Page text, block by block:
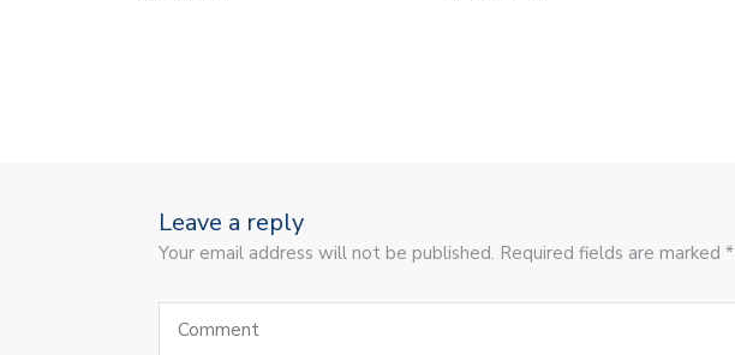
Leave a reply
Your email address will not be published. Required fields are marked *